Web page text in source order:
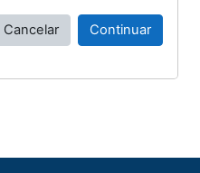
Cancelar Continuar